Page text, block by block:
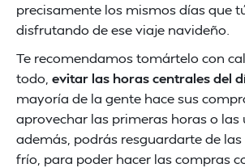
precisamente los mismos días que
disfrutando de ese viaje navideño.
Te recomendamos tomártelo con
todo, evitar las horas centrales del
mayoría de la gente hace sus
aprovechar las primeras horas o las
además, podrás resguardarte de
frío, para poder hacer las compras